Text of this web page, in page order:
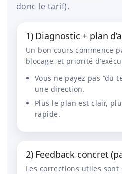
donc le tarif).
1) Diagnostic + plan
Un bon cours commence
blocage, et priorité
Vous ne payez pas “du
une direction.
Plus le plan est clair,
rapide.
2) Feedback concret
Les corrections utiles sont